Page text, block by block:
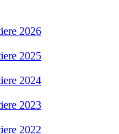
2026
2025
2024
2023
2022